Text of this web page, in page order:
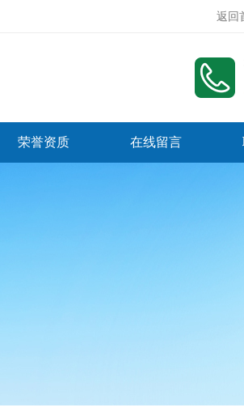
返回
荣誉资质 在线留言